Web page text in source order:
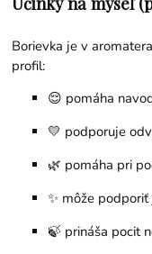
Borievka je v
profil:
😌 pomáha
💛 podporuje
🌿 pomáha pri
✨ môže
🍃 prináša pocit